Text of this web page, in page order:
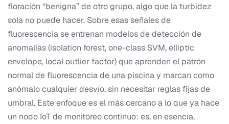
floración “benigna” de otro grupo, algo que la turbidez
sola no puede hacer. Sobre esas señales de
fluorescencia se entrenan modelos de detección de
anomalías (isolation forest, one-class SVM, elliptic
envelope, local outlier factor) que aprenden el patrón
normal de fluorescencia de una piscina y marcan como
anómalo cualquier desvío, sin necesitar reglas fijas de
umbral. Este enfoque es el más cercano a lo que ya hace
un nodo IoT de monitoreo continuo: es, en esencia,